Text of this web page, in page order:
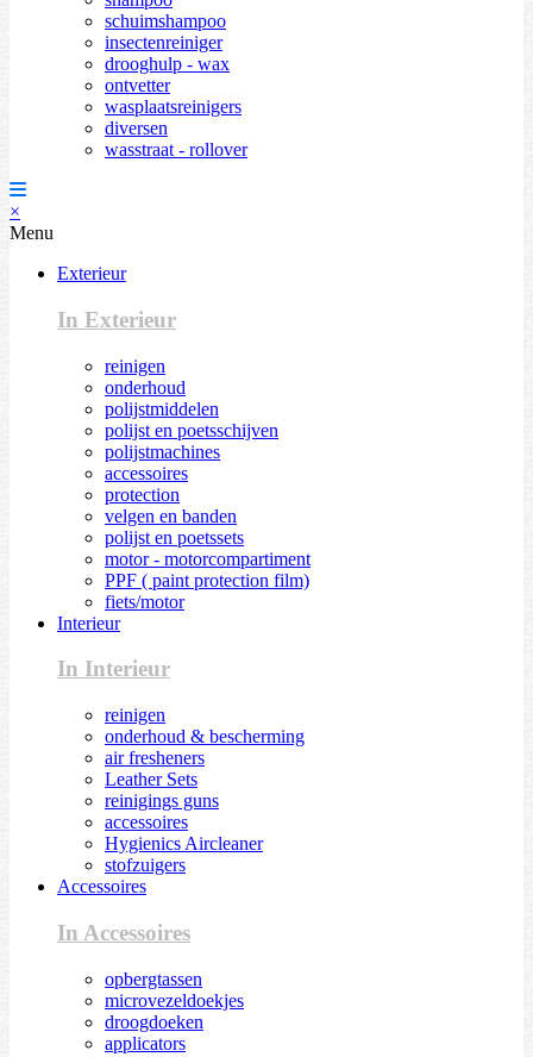
schuimshampoo
insectenreiniger
drooghulp - wax
ontvetter
wasplaatsreinigers
diversen
wasstraat - rollover
×
Menu
Exterieur
In Exterieur
reinigen
onderhoud
polijstmiddelen
polijst en poetsschijven
polijstmachines
accessoires
protection
velgen en banden
polijst en poetssets
motor - motorcompartiment
PPF ( paint protection film)
fiets/motor
Interieur
In Interieur
reinigen
onderhoud & bescherming
air fresheners
Leather Sets
reinigings guns
accessoires
Hygienics Aircleaner
stofzuigers
Accessoires
In Accessoires
opbergtassen
microvezeldoekjes
droogdoeken
applicators